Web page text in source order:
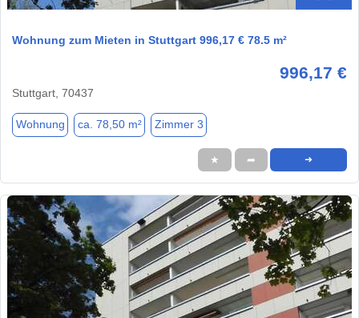
Wohnung zum Mieten in Stuttgart 996,17 € 78.5 m²
996,17 €
Stuttgart, 70437
Wohnung ca. 78,50 m² Zimmer 3
★ ➦ ➜